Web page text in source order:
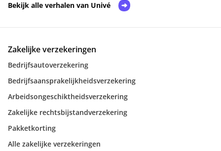
Bekijk alle verhalen van Univé
Zakelijke verzekeringen
Bedrijfsautoverzekering
Bedrijfsaansprakelijkheidsverzekering
Arbeidsongeschiktheidsverzekering
Zakelijke rechtsbijstandverzekering
Pakketkorting
Alle zakelijke verzekeringen